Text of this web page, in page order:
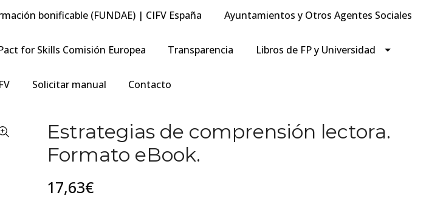
bonificable (FUNDAE) | CIFV España Ayuntamientos y Otros Agentes Sociales
for Skills Comisión Europea Transparencia Libros de FP y Universidad
Solicitar manual Contacto
Estrategias de comprensión lectora.
Formato eBook.
17,63€